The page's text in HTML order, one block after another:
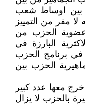
بين اوساط شعب
لا مفر من التمييز
الحزب من
البارزة في
في برنامج الحزب
الحزب بين
خرج معها عدد كبير
بالحزب لا يزال